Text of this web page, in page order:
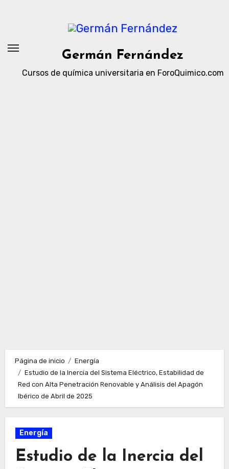
Germán Fernández
Cursos de química universitaria en ForoQuimico.com
Página de inicio
Energía
Estudio de la Inercia del Sistema Eléctrico, Estabilidad de
Red con Alta Penetración Renovable y Análisis del Apagón
Ibérico de Abril de 2025
Energía
Estudio de la Inercia del